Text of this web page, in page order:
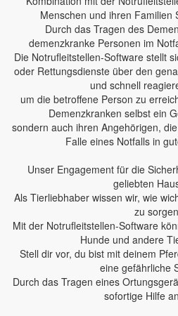
Menschen und ihren Familien
Durch das Tragen des
demenzkranke Personen im
Die Notrufleitstellen-Software stellt
oder Rettungsdienste über den
und schnell
um die betroffene Person zu
Demenzkranken selbst ein
sondern auch ihren Angehörigen,
Falle eines Notfalls in
Unser Engagement für die
geliebten
Als Tierliebhaber wissen wir, wie
zu
Mit der Notrufleitstellen-Software
Hunde und andere
Stell dir vor, du bist mit deinem
eine gefährliche
Durch das Tragen eines
sofortige Hilfe